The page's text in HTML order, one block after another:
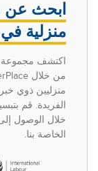
ابحث عن
منزلية
اكتشف مجموعة
منزليين ذوي
الفريدة. قم
خلال الوصول
الخاصة بنا.